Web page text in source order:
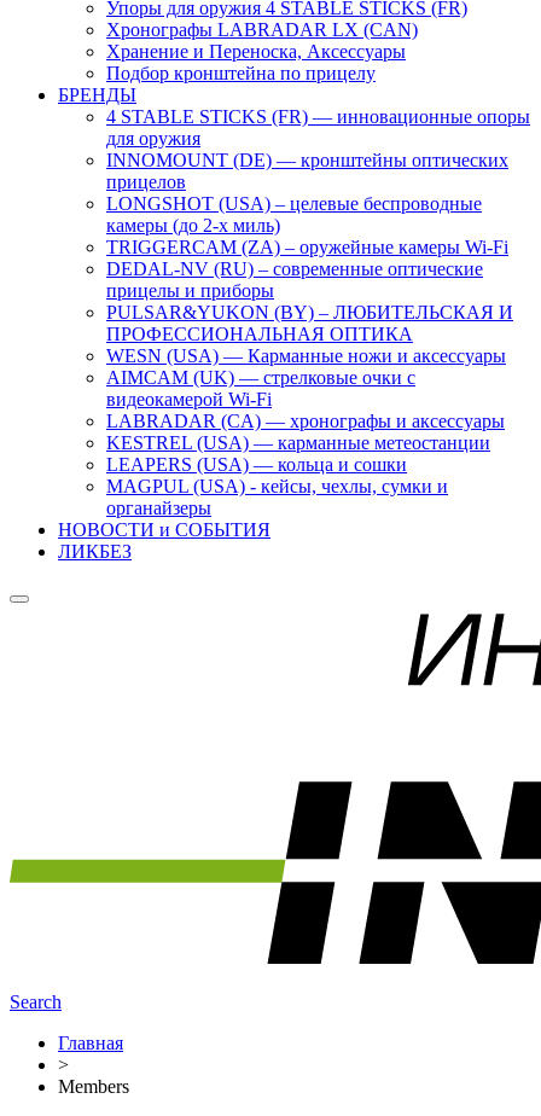
Упоры для оружия 4 STABLE STICKS (FR)
Хронографы LABRADAR LX (CAN)
Хранение и Переноска, Аксессуары
Подбор кронштейна по прицелу
БРЕНДЫ
4 STABLE STICKS (FR) — инновационные опоры
для оружия
INNOMOUNT (DE) — кронштейны оптических
прицелов
LONGSHOT (USA) – целевые беспроводные
камеры (до 2-х миль)
TRIGGERCAM (ZA) – оружейные камеры Wi-Fi
DEDAL-NV (RU) – современные оптические
прицелы и приборы
PULSAR&YUKON (BY) – ЛЮБИТЕЛЬСКАЯ И
ПРОФЕССИОНАЛЬНАЯ ОПТИКА
WESN (USA) — Карманные ножи и аксессуары
AIMCAM (UK) — стрелковые очки с
видеокамерой Wi-Fi
LABRADAR (CA) — хронографы и аксессуары
KESTREL (USA) — карманные метеостанции
LEAPERS (USA) — кольца и сошки
MAGPUL (USA) - кейсы, чехлы, сумки и
органайзеры
НОВОСТИ и СОБЫТИЯ
ЛИКБЕЗ
Search
Главная
>
Members